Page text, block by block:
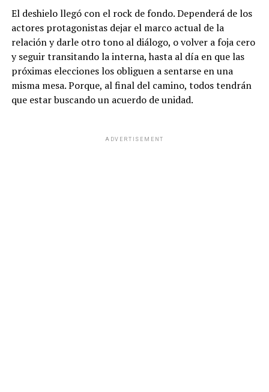
El deshielo llegó con el rock de fondo. Dependerá de los
actores protagonistas dejar el marco actual de la
relación y darle otro tono al diálogo, o volver a foja cero
y seguir transitando la interna, hasta al día en que las
próximas elecciones los obliguen a sentarse en una
misma mesa. Porque, al final del camino, todos tendrán
que estar buscando un acuerdo de unidad.
ADVERTISEMENT